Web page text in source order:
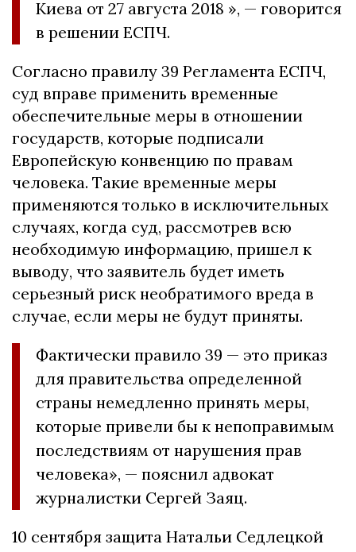
Киева от 27 августа 2018 », — говорится
в решении ЕСПЧ.
Согласно правилу 39 Регламента ЕСПЧ,
суд вправе применить временные
обеспечительные меры в отношении
государств, которые подписали
Европейскую конвенцию по правам
человека. Такие временные меры
применяются только в исключительных
случаях, когда суд, рассмотрев всю
необходимую информацию, пришел к
выводу, что заявитель будет иметь
серьезный риск необратимого вреда в
случае, если меры не будут приняты.
Фактически правило 39 — это приказ
для правительства определенной
страны немедленно принять меры,
которые привели бы к непоправимым
последствиям от нарушения прав
человека», — пояснил адвокат
журналистки Сергей Заяц.
10 сентября защита Натальи Седлецкой